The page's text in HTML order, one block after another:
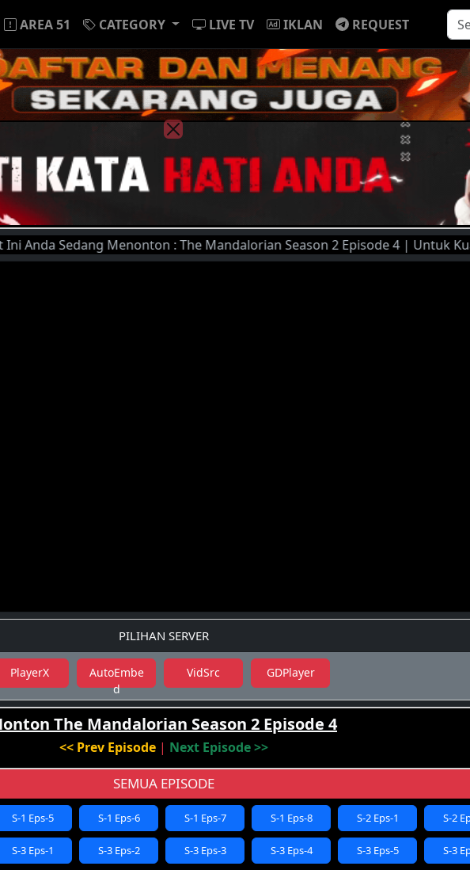
AREA 51 CATEGORY LIVE TV IKLAN REQUEST
Menonton : The Mandalorian Season 2 Episode 4 | Untuk Kualitas
PILIHAN SERVER
PlayerX
AutoEmbe
d
VidSrc GDPlayer
The Mandalorian Season 2 Episode 4
<< Prev Episode | Next Episode >>
SEMUA EPISODE
S-1 Eps-5 S-1 Eps-6 S-1 Eps-7 S-1 Eps-8 S-2 Eps-1 S-2
S-3 Eps-1 S-3 Eps-2 S-3 Eps-3 S-3 Eps-4 S-3 Eps-5 S-3